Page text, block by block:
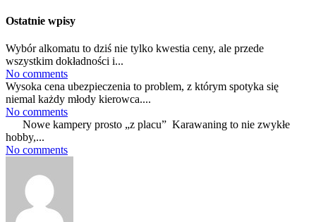
Ostatnie wpisy
Wybór alkomatu to dziś nie tylko kwestia ceny, ale przede
wszystkim dokładności i...
No comments
Wysoka cena ubezpieczenia to problem, z którym spotyka się
niemal każdy młody kierowca....
No comments
Nowe kampery prosto „z placu” Karawaning to nie zwykłe
hobby,...
No comments